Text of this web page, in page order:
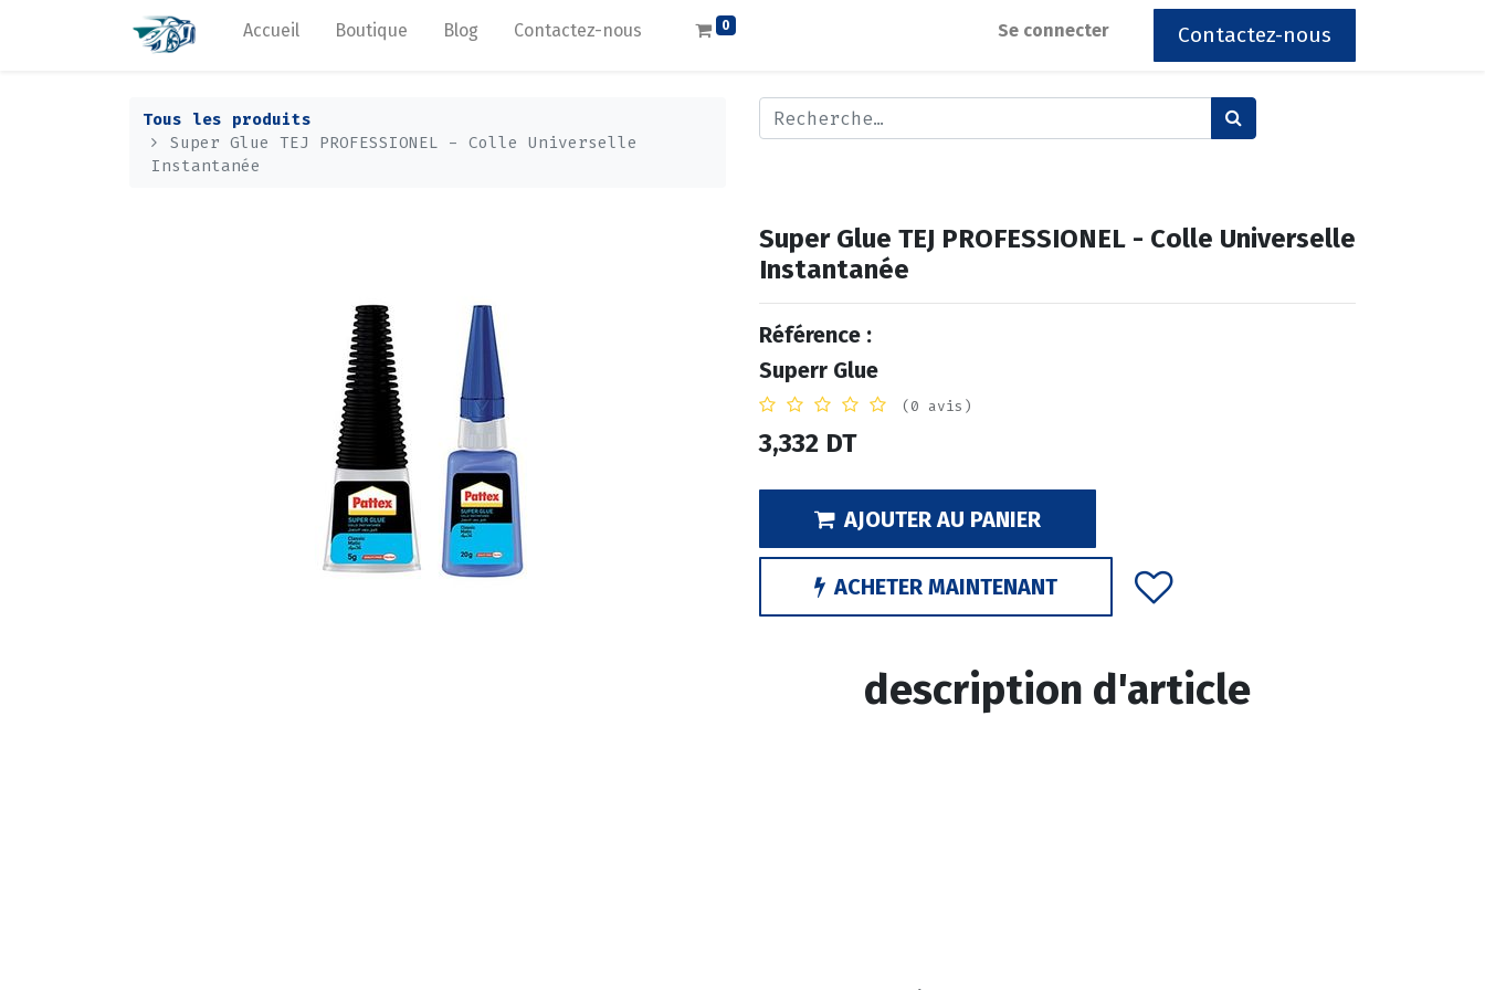
Accueil Boutique Blog Contactez-nous 0 Se connecter Contactez-nous
Tous les produits
Super Glue TEJ PROFESSIONEL - Colle Universelle
Instantanée
Super Glue TEJ PROFESSIONEL - Colle Universelle
Instantanée
Référence :
Superr Glue
(0 avis)
3,332 DT
AJOUTER AU PANIER
ACHETER MAINTENANT
description d'article